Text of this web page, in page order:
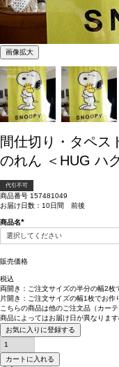
画像拡大
間仕切り・タペス
のれん ＜HUG ハ
代引不可
商品番号 157481049
お届け日数：10日間 前後
商品名
(必
須)
販売価格
税込
両開き： ご注文サイズの半分の幅2枚
片開き： ご注文サイズの幅1枚でお作
こちらの商品は他のご注文品（カー
商品によってはお届け日が異なります
お気に入りに登録する
カートに入れる